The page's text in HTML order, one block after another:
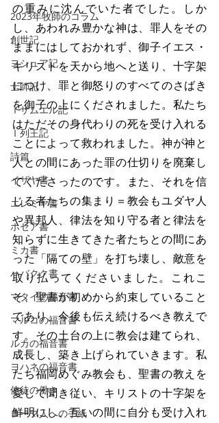
2023年牧師のコラム
創世記
ヨシュア記
士師記
Ⅰサムエル記
Ⅰ列王記
詩篇
イザヤ書
エレミヤ書
ホセア書
ミカ書
ハバクク書
マタイの福音書
マルコの福音書
ルカの福音書
ヨハネの福音書
使徒の働き
ローマ人への手紙
の重みに沈んでいた者でした。しか
し、あわれみ豊かな神は、罪人をその
ままにはしておかれず、御子イエス・
キリストを天から地へと送り、十字架
につけ、罪と御怒りのすべてのさばき
を御子の上にくだされました。私たち
はただその身代わりの死を受け入れる
ことによって救われました。神が神と
人との間にあった罪の仕切りを廃棄し
てくださったのです。また、それを信
じる者たちの集まり＝教会もユダヤ人
や異邦人、律法を知り守る者と律法を
知らずに生きてきた者たちとの間にあ
った「隔ての壁」を打ち壊し、敵意を
取り払ってくださいました。これこ
そ、聖書が初めから約束していること
であり、今後も伝え続けるべき教えで
す。その土台の上に教会は建てられ、
成長し、築き上げられていきます。私
たち福岡めぐみ教会も、聖書の教えを
愛して聞き従い、キリストの十字架を
鮮明にし、互いの間に自分も受け入れ